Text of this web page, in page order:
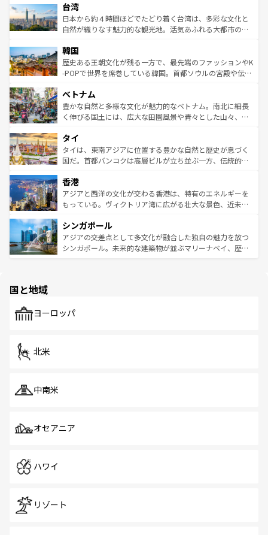
ならではの贅沢な旅のスタイルだ。 なお、新着のアメリカ
情報はコンテンツ一覧を参照してほしい。
れるおもてなしの心で訪れる人々を迎えてくれるハワイの
人々、おいしいローカルフードやハワイアンミュージッ
ク、伝統的なフラダンスなど、すべてがハワイの魅力を彩
ワイを、存分に味わってほしい。 なお、新着のハワイ情報
はコンテンツ一覧を参照してほしい。
リアリーフや大陸中央部にそびえるウルル（エアーズロッ
ク）、タスマニアの美しい原生林やケアンズの熱帯雨林な
ど、見どころがたくさん。また、カフェやワイン、オージ
いる。アクティビティも充実しており、サーフィンやダイ
ビング、ハイキングなど、アウトドア好きにはたまらな
い。オーストラリアの多彩な魅力を存分に味わいつくそ
参照してほしい。
台湾
日本から約４時間ほどでたどり着く台湾は、多彩な文化と
自然が織りなす魅力的な観光地。活気あふれる大都市の台
ン）、静ひつな山岳地帯である台湾東部など、都市の喧騒
と山間の静けさが共存しており、訪れる人に新しい発見と
驚きをもたらしてくれる。また、奥深い台湾の食文化も魅
容にもいいと評判のスイーツなど、バラエティ豊かな料理
が味わえる。 なお、新着の台湾情報は コンテンツ一覧を参
照してほしい。
韓国
歴史ある王朝文化が残る一方で、最先端のファッションやK
-POPで世界を席巻している韓国。首都ソウルの宮殿や伝統
き、地方に足を延ばせば四季折々の自然美を楽しむことが
できる。そして、キムチや焼肉、絶品のストリートフード
まで、さまざまな韓国料理が待っている。夜には、韓国な
リティに包まれながら、韓国の多彩な魅力を心ゆくまで味
わってみてほしい。 なお、新着の韓国情報はコンテンツ一
覧を参照してほしい。
ベトナム
豊かな自然と多様な文化が魅力的なベトナム。南北に細長
く伸びる国土には、広大な田園風景や青々とした山々、世
急速な発展と共に伝統が息づく。ハノイの古い町並みやホ
ーチミン市のフランス統治時代の建物も、独特の雰囲気を
醸し出している。また、バラエティの豊かさとおいしさで
とつ。フォーやバインミー、ベトナムコーヒーなどは、ぜ
ひ現地で味わいたい。どの地域を訪れてもあたたかい人々
が旅行者を迎えてくれるので、きっと忘れられない旅にな
参照してほしい。
タイ
タイは、東南アジアに位置する豊かな自然と歴史が息づく
国だ。首都バンコクは高層ビルが立ち並ぶ一方、伝統的な
の活気が交差している。北部ではチェンマイなどの山岳地
帯で自然と触れ合い、南部ではプーケットやクラビの美し
いビーチでリゾート気分を楽しむことができる。タイ料理
激する。気候は一年中温暖で、どの季節にも異なる楽しみ
が待っている。親しみやすいタイの人々、仏教を中心とし
た文化、そして多様な観光資源が、訪れる旅人を魅了し続
香港
アジアと西洋の文化が交わる香港は、特有のエネルギーを
もっている。ヴィクトリア湾に広がる壮大な景色、近未来
み、どこを訪れても感動するはず。観光スポットが密集し
ており、効率よく見どころを回れるのも魅力。息をのむよ
うな絶景から文化的な体験まで、香港を存分に楽しみ尽く
シンガポール
アジアの交差点として多文化が融合した独自の魅力を放つ
シンガポール。未来的な建築物が並ぶマリーナベイ、歴史
で、ホーカーズは地元の風情を楽しめる外せないスポット
国と地域
ヨーロッパ
北米
中南米
オセアニア
ハワイ
リゾート